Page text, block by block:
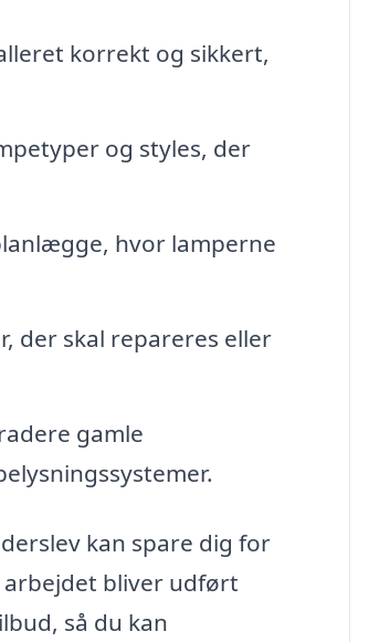
korrekt og sikkert,
og styles, der
hvor lamperne
der skal repareres eller
gamle
kan spare dig for
bliver udført
så du kan